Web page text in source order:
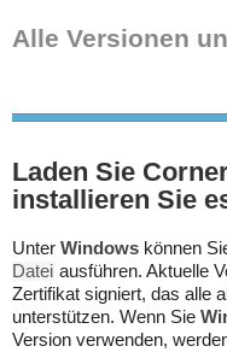
Alle Versionen
Laden Sie
installieren Sie
Unter Windows können
Datei ausführen. Aktuelle
Zertifikat signiert, das alle
unterstützen. Wenn Sie
Version verwenden,